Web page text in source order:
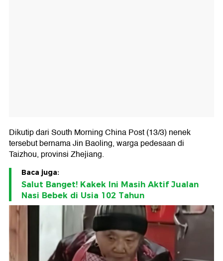
Dikutip dari South Morning China Post (13/3) nenek
tersebut bernama Jin Baoling, warga pedesaan di
Taizhou, provinsi Zhejiang.
Baca juga:
Salut Banget! Kakek Ini Masih Aktif Jualan
Nasi Bebek di Usia 102 Tahun